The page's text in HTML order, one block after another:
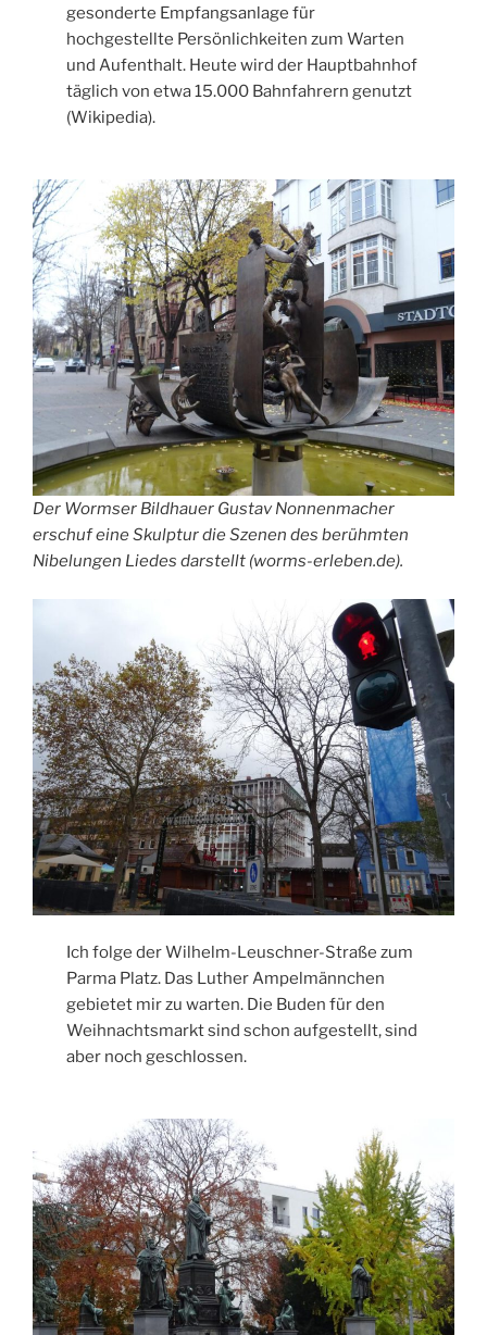
gesonderte Empfangsanlage für
hochgestellte Persönlichkeiten zum Warten
und Aufenthalt. Heute wird der Hauptbahnhof
täglich von etwa 15.000 Bahnfahrern genutzt
(Wikipedia).
Der Wormser Bildhauer Gustav Nonnenmacher
erschuf eine Skulptur die Szenen des berühmten
Nibelungen Liedes darstellt (worms-erleben.de).
Ich folge der Wilhelm-Leuschner-Straße zum
Parma Platz. Das Luther Ampelmännchen
gebietet mir zu warten. Die Buden für den
Weihnachtsmarkt sind schon aufgestellt, sind
aber noch geschlossen.